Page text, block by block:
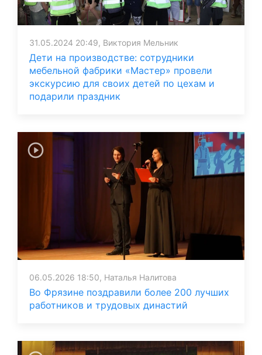
31.05.2024 20:49, Виктория Мельник
Дети на производстве: сотрудники
мебельной фабрики «Мастер» провели
экскурсию для своих детей по цехам и
подарили праздник
06.05.2026 18:50, Наталья Налитова
Во Фрязине поздравили более 200 лучших
работников и трудовых династий